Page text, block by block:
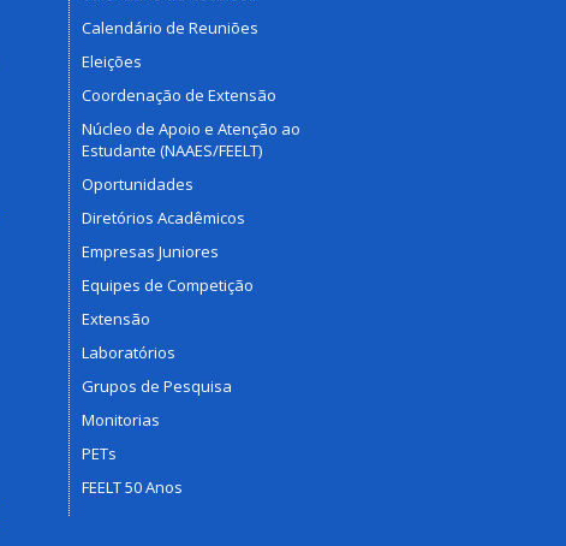
Calendário de Reuniões
Eleições
Coordenação de Extensão
Núcleo de Apoio e Atenção ao
Estudante (NAAES/FEELT)
Oportunidades
Diretórios Acadêmicos
Empresas Juniores
Equipes de Competição
Extensão
Laboratórios
Grupos de Pesquisa
Monitorias
PETs
FEELT 50 Anos